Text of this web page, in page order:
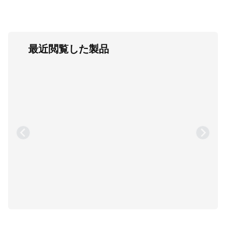
最近閲覧した製品